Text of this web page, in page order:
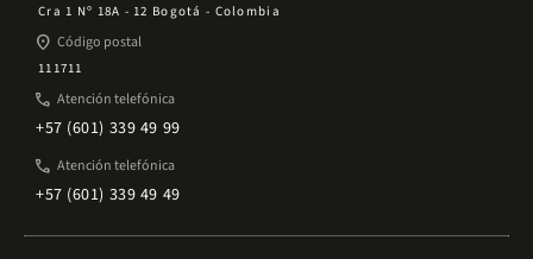
Cra 1 Nº 18A - 12 Bogotá - Colombia
place Código postal
111711
phone Atención telefónica
+57 (601) 339 49 99
phone Atención telefónica
+57 (601) 339 49 49